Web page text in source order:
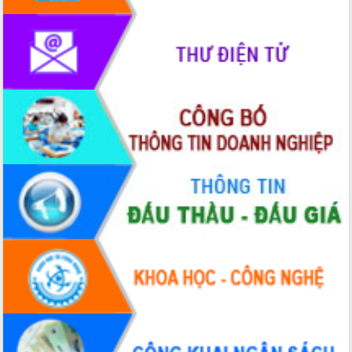
phát triển mới
Thường trực HĐND tỉnh Đắk Lắk gặp
mặt Đoàn chuyên gia y tế TP. Hồ Chí
Lễ truy điệu và an táng hài cốt liệt sĩ
tại Nghĩa trang Liệt sĩ xã Sơn Hòa
Bàn giải pháp tháo gỡ khó khăn trong
xuất khẩu sầu riêng và triển khai quy
định EUDR
Thứ trưởng Bộ Nông nghiệp và Môi
trường Nguyễn Hoàng Hiệp khảo sát
vùng trồng và doanh nghiệp đóng gói
sầu riêng tại Đắk Lắk
Trình diễn nghệ thuật chế biến các
món ăn từ sầu riêng
Đắk Lắk công bố Quy hoạch và xúc
tiến đầu tư tỉnh
Ngành cá ngừ Đắk Lắk chủ động thích
ứng để giữ vững thị trường xuất khẩu
Diễn đàn Kinh tế tư nhân Việt Nam đột